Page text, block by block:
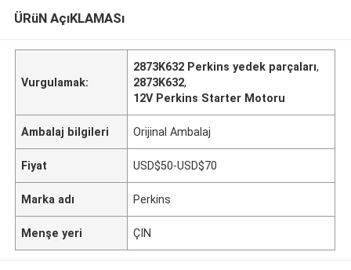
ÜRüN AçıKLAMASı
Vurgulamak:
2873K632 Perkins yedek parçaları,
2873K632,
12V Perkins Starter Motoru
Ambalaj bilgileri Orijinal Ambalaj
Fiyat USD$50-USD$70
Marka adı Perkins
Menşe yeri ÇIN